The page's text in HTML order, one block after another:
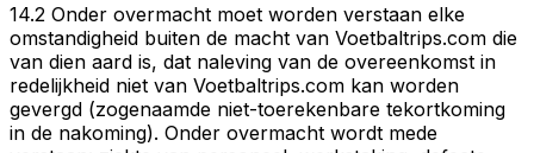
14.2 Onder overmacht moet worden verstaan elke
omstandigheid buiten de macht van Voetbaltrips.com die
van dien aard is, dat naleving van de overeenkomst in
redelijkheid niet van Voetbaltrips.com kan worden
gevergd (zogenaamde niet-toerekenbare tekortkoming
in de nakoming). Onder overmacht wordt mede